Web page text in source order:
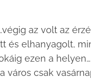
az volt az
és elhanyagolt,
ezen a
város csak